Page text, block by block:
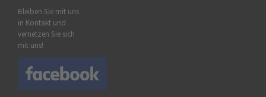
Bleiben Sie mit uns
in Kontakt und
vernetzen Sie sich
mit uns!